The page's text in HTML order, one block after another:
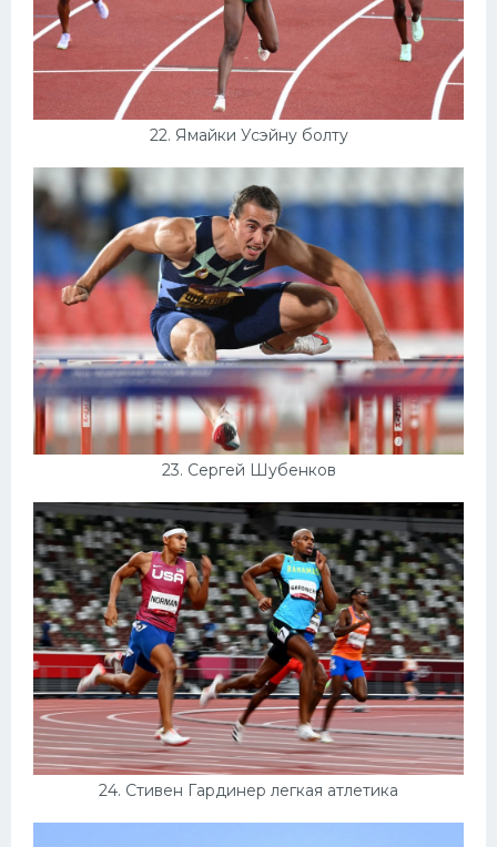
22. Ямайки Усэйну болту
23. Сергей Шубенков
24. Стивен Гардинер легкая атлетика